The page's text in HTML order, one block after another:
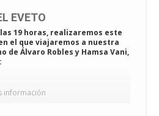
información
EVETO
las 19 horas, realizaremos este
el que viajaremos a nuestra
de Álvaro Robles y Hamsa Vani,